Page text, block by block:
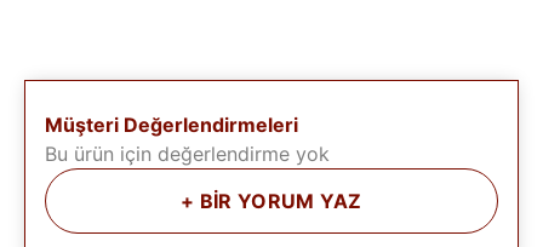
Müşteri Değerlendirmeleri
Bu ürün için değerlendirme yok
+ BİR YORUM YAZ